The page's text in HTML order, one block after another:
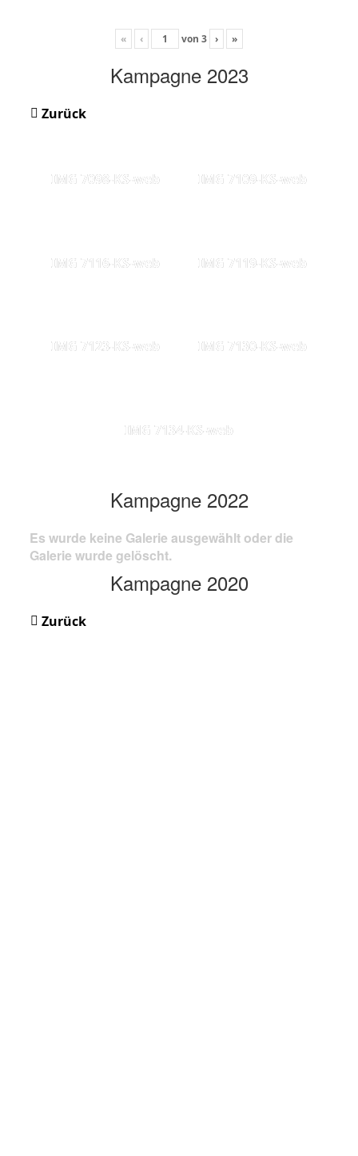
« ‹ von 3 › »
Kampagne 2023
Zurück
IMG 7098-KS-web IMG 7109-KS-web
IMG 7116-KS-web IMG 7119-KS-web
IMG 7123-KS-web IMG 7130-KS-web
IMG 7134-KS-web
Kampagne 2022
Es wurde keine Galerie ausgewählt oder die
Galerie wurde gelöscht.
Kampagne 2020
Zurück